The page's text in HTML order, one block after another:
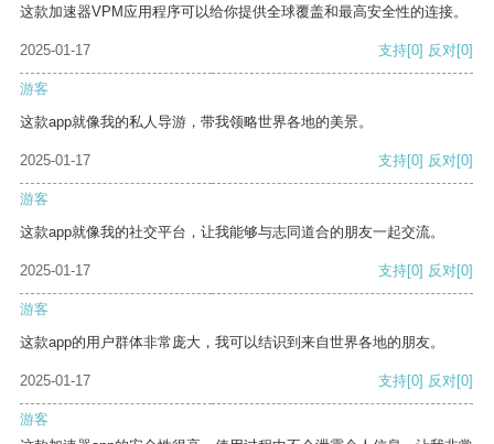
这款加速器VPM应用程序可以给你提供全球覆盖和最高安全性的连接。
2025-01-17 支持[0] 反对[0]
游客
这款app就像我的私人导游，带我领略世界各地的美景。
2025-01-17 支持[0] 反对[0]
游客
这款app就像我的社交平台，让我能够与志同道合的朋友一起交流。
2025-01-17 支持[0] 反对[0]
游客
这款app的用户群体非常庞大，我可以结识到来自世界各地的朋友。
2025-01-17 支持[0] 反对[0]
游客